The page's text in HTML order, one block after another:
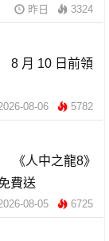
昨日 3324
8 月 10 日前領
08-06 5782
《人中之龍8》
費送
08-05 6725